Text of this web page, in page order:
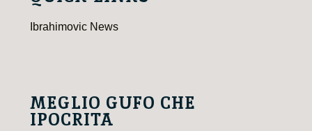
Ibrahimovic News
MEGLIO GUFO CHE
IPOCRITA